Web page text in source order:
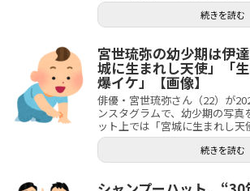
続きを読む
宮世琉弥の幼少期は伊
城に生まれし天使」「
爆イケ」【画像】
俳優・宮世琉弥さん（22）が
ンスタグラムで、幼少期の写真
ット上では「宮城に生まれし天
続きを読む